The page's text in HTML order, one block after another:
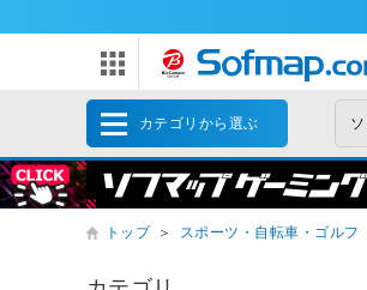
カテゴリから選ぶ
トップ ＞ スポーツ・自転車・ゴルフ